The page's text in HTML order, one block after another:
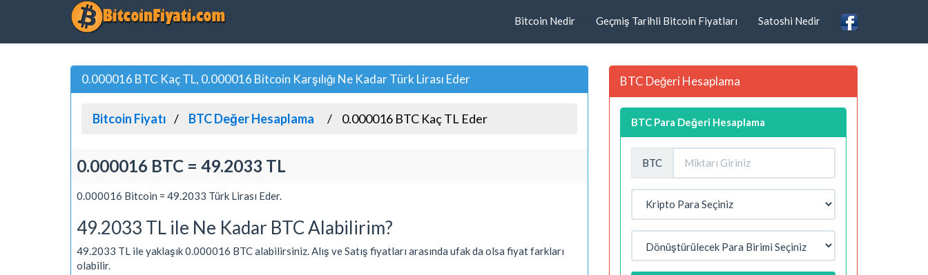
Bitcoin Nedir Geçmiş Tarihli Bitcoin Fiyatları Satoshi Nedir
0.000016 BTC Kaç TL, 0.000016 Bitcoin Karşılığı Ne Kadar Türk Lirası Eder
Bitcoin Fiyatı BTC Değer Hesaplama 0.000016 BTC Kaç TL Eder
0.000016 BTC = 49.2033 TL
0.000016 Bitcoin = 49.2033 Türk Lirası Eder.
49.2033 TL ile Ne Kadar BTC Alabilirim?
49.2033 TL ile yaklaşık 0.000016 BTC alabilirsiniz. Alış ve Satış fiyatları arasında ufak da olsa fiyat farkları
olabilir.
BTC Değeri Hesaplama
BTC Para Değeri Hesaplama
BTC